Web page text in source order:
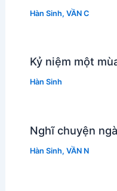
Hàn Sinh, VẦN C
Kỷ niệm một
Hàn Sinh
Nghĩ chuyện
Hàn Sinh, VẦN N